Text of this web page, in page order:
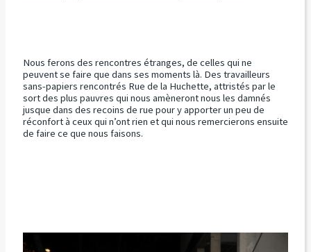
Nous ferons des rencontres étranges, de celles qui ne
peuvent se faire que dans ses moments là. Des travailleurs
sans-papiers rencontrés Rue de la Huchette, attristés par le
sort des plus pauvres qui nous amèneront nous les damnés
jusque dans des recoins de rue pour y apporter un peu de
réconfort à ceux qui n’ont rien et qui nous remercierons ensuite
de faire ce que nous faisons.